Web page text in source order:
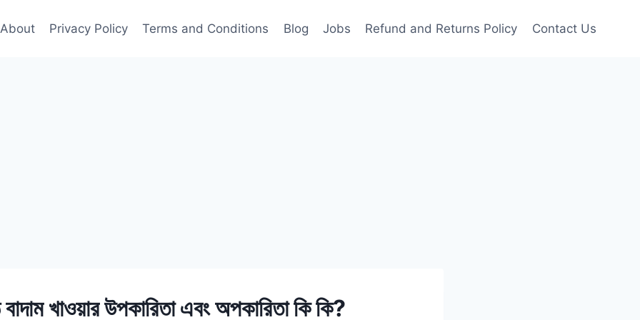
About Privacy Policy Terms and Conditions Blog Jobs Refund and Returns Policy Contact Us
খাওয়ার উপকারিতা এবং অপকারিতা কি কি?